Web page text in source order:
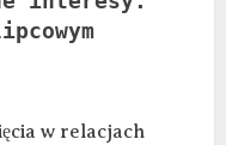
w relacjach